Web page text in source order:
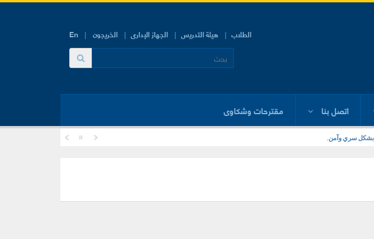
En الطلاب هيئة التدريس الجهاز الإدارى الخريجون
اتصل بنا مقترحات وشكاوى
بشكل سري وآمن.
ضمن القافله الطبيه الشامله التي نظمتها جامعة الزقازيق بقرية كفر عطا الله